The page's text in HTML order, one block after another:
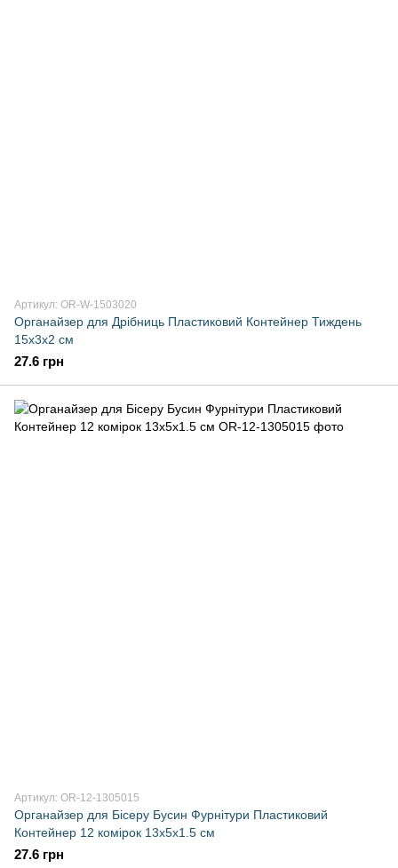
Артикул: OR-W-1503020
Органайзер для Дрібниць Пластиковий Контейнер Тиждень
15х3x2 см
27.6 грн
Артикул: OR-12-1305015
Органайзер для Бісеру Бусин Фурнітури Пластиковий
Контейнер 12 комірок 13х5х1.5 см
27.6 грн